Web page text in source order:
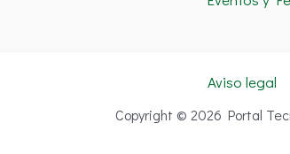
Aviso legal
Copyright © 2026 Portal